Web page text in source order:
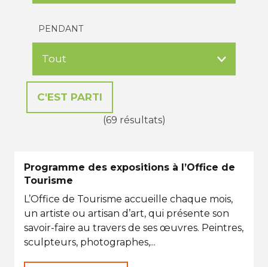
PENDANT
(69 résultats)
Programme des expositions à l’Office de
Tourisme
L’Office de Tourisme accueille chaque mois,
un artiste ou artisan d’art, qui présente son
savoir-faire au travers de ses œuvres. Peintres,
sculpteurs, photographes,...